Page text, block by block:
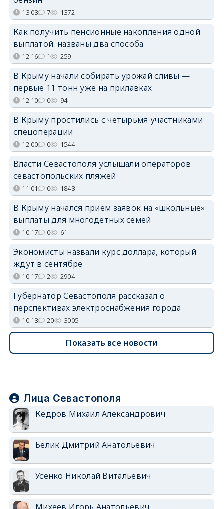
13:03 7 1372
Как получить пенсионные накопления одной
выплатой: названы два способа
12:16 1 259
В Крыму начали собирать урожай сливы —
первые 11 тонн уже на прилавках
12:10 0 94
В Крыму простились с четырьмя участниками
спецоперации
12:00 0 1544
Власти Севастополя услышали операторов
севастопольских пляжей
11:01 0 1843
В Крыму начался приём заявок на «школьные»
выплаты для многодетных семей
10:17 0 61
Экономисты назвали курс доллара, который
ждут в сентябре
10:17 2 2904
Губернатор Севастополя рассказал о
перспективах электроснабжения города
10:13 20 3005
Показать все новости
Лица Севастополя
Кедров Михаил Александрович
Белик Дмитрий Анатольевич
Усенко Николай Витальевич